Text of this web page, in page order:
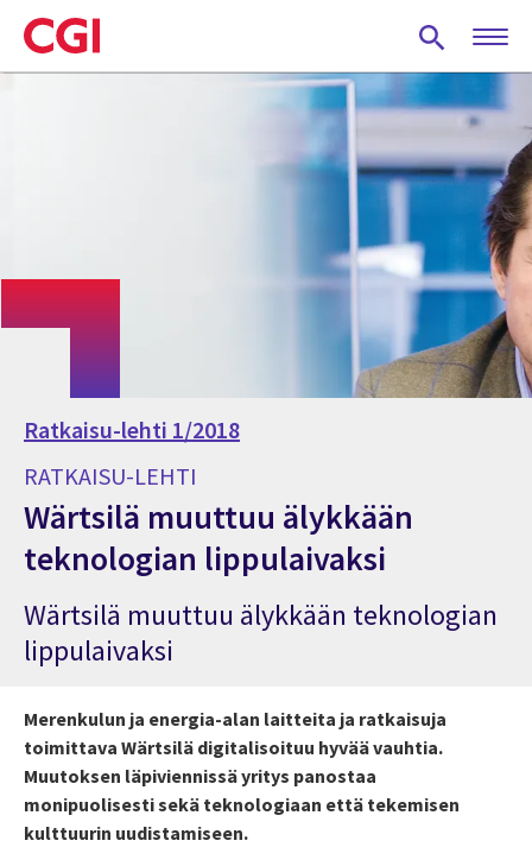
Skip
to
main
Ratkaisu-lehti 1/2018
RATKAISU-LEHTI
Wärtsilä muuttuu älykkään
teknologian lippulaivaksi
Wärtsilä muuttuu älykkään teknologian
lippulaivaksi
Merenkulun ja energia-alan laitteita ja ratkaisuja
toimittava Wärtsilä digitalisoituu hyvää vauhtia.
Muutoksen läpiviennissä yritys panostaa
monipuolisesti sekä teknologiaan että tekemisen
kulttuurin uudistamiseen.